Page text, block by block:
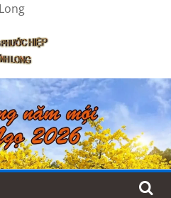
Long